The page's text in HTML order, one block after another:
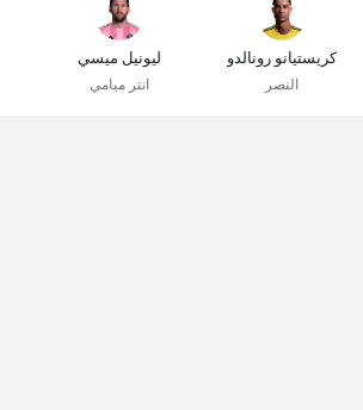
كريستيانو رونالدو
النصر
ليونيل ميسي
انتر ميامي